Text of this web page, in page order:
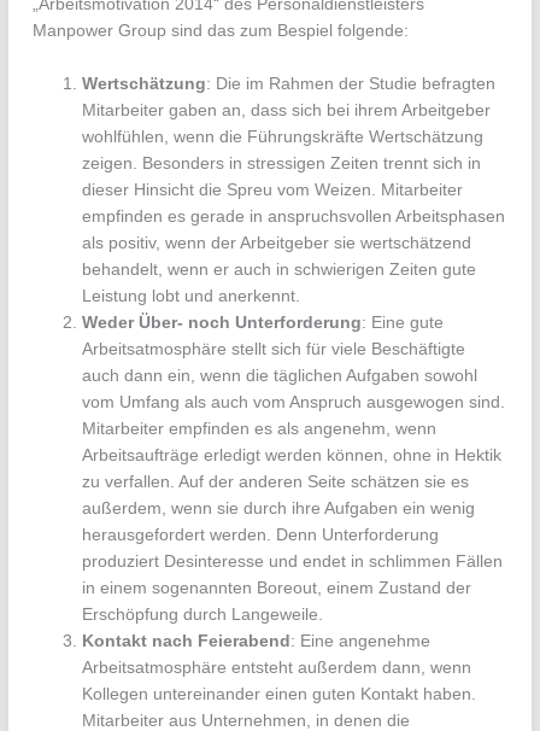
„Arbeitsmotivation 2014“ des Personaldienstleisters
Manpower Group sind das zum Bespiel folgende:
Wertschätzung: Die im Rahmen der Studie befragten
Mitarbeiter gaben an, dass sich bei ihrem Arbeitgeber
wohlfühlen, wenn die Führungskräfte Wertschätzung
zeigen. Besonders in stressigen Zeiten trennt sich in
dieser Hinsicht die Spreu vom Weizen. Mitarbeiter
empfinden es gerade in anspruchsvollen Arbeitsphasen
als positiv, wenn der Arbeitgeber sie wertschätzend
behandelt, wenn er auch in schwierigen Zeiten gute
Leistung lobt und anerkennt.
Weder Über- noch Unterforderung: Eine gute
Arbeitsatmosphäre stellt sich für viele Beschäftigte
auch dann ein, wenn die täglichen Aufgaben sowohl
vom Umfang als auch vom Anspruch ausgewogen sind.
Mitarbeiter empfinden es als angenehm, wenn
Arbeitsaufträge erledigt werden können, ohne in Hektik
zu verfallen. Auf der anderen Seite schätzen sie es
außerdem, wenn sie durch ihre Aufgaben ein wenig
herausgefordert werden. Denn Unterforderung
produziert Desinteresse und endet in schlimmen Fällen
in einem sogenannten Boreout, einem Zustand der
Erschöpfung durch Langeweile.
Kontakt nach Feierabend: Eine angenehme
Arbeitsatmosphäre entsteht außerdem dann, wenn
Kollegen untereinander einen guten Kontakt haben.
Mitarbeiter aus Unternehmen, in denen die